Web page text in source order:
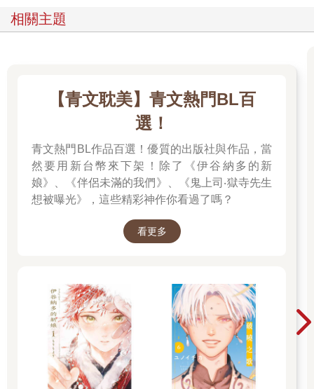
相關主題
【青文耽美】青文熱門BL百
選！
青文熱門BL作品百選！優質的出版社與作品，當
然要用新台幣來下架！除了《伊谷納多的新
娘》、《伴侶未滿的我們》、《鬼上司‧獄寺先生
想被曝光》，這些精彩神作你看過了嗎？
看更多